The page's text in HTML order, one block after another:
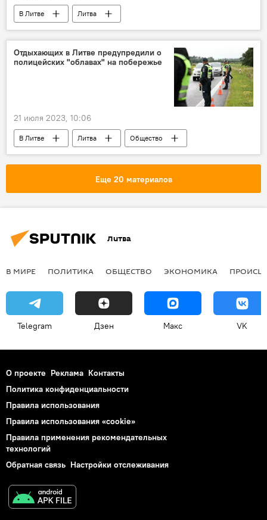
В Литве
Литва
Пандемия коронавируса в Литве и других странах
коронавирус
COVID-19
Отдыхающих в Литве предупредили о
полицейских "облавах" на побережье
21 июля 2023, 10:06
В Литве Литва
Общество
курорт
полиция Литвы
Еще 20 материалов
Литва
В МИРЕ ПОЛИТИКА ОБЩЕСТВО ЭКОНОМИКА
Telegram Дзен Макс VK
О проекте Реклама Контакты
Политика конфиденциальности
Правила использования
Правила использования «cookie»
Правила применения рекомендательных
технологий
Обратная связь Настройки отслеживания